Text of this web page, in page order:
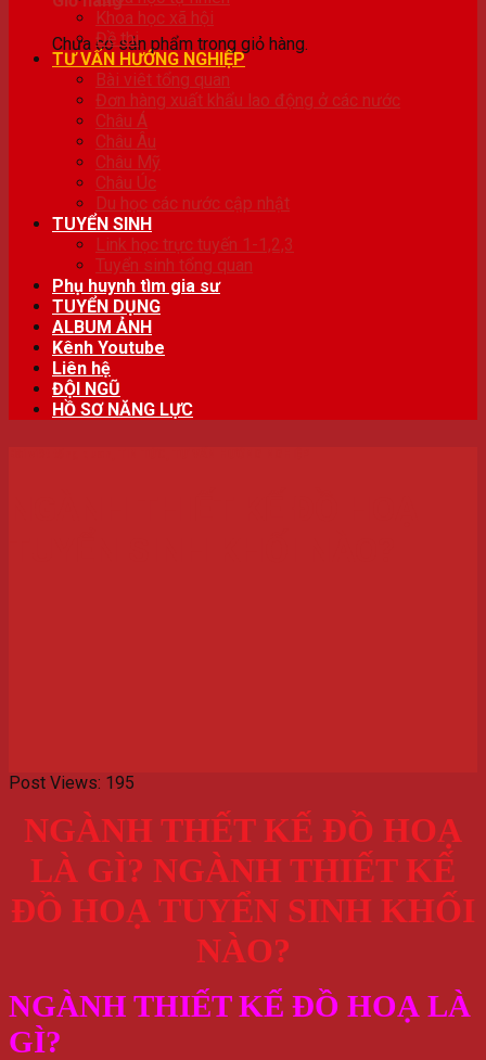
Chưa có sản phẩm trong giỏ hàng.
Khoa học xã hội
Đề thi
TƯ VẤN HƯỚNG NGHIỆP
Bài viêt tổng quan
Đơn hàng xuất khẩu lao động ở các nước
Châu Á
Châu Âu
Châu Mỹ
Châu Úc
Du học các nước cập nhật
TUYỂN SINH
Link học trực tuyến 1-1,2,3
Tuyển sinh tổng quan
Phụ huynh tìm gia sư
TUYỂN DỤNG
ALBUM ẢNH
Kênh Youtube
Liên hệ
ĐỘI NGŨ
HỒ SƠ NĂNG LỰC
Post Views: 195
NGÀNH THẾT KẾ ĐỒ HOẠ
LÀ GÌ? NGÀNH THIẾT KẾ
ĐỒ HOẠ TUYỂN SINH KHỐI
NÀO?
NGÀNH THIẾT KẾ ĐỒ HOẠ LÀ
GÌ?